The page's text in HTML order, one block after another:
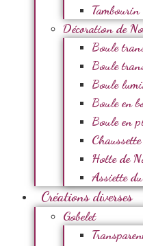
Décoration de
Boule
Boule
Boule
Boule en
Boule en
Chaussette
Hotte de
Assiette
Créations diverses
Gobelet